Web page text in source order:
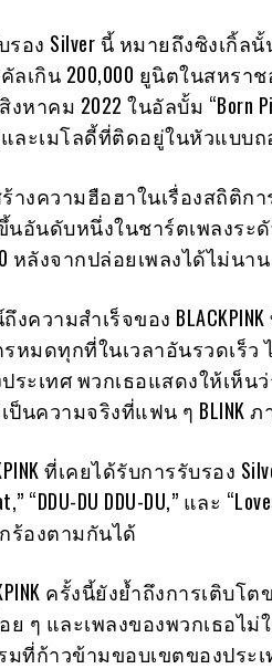
อง Silver นี้ หมายถึงซิงเกิ้ล
กิน 200,000 ยูนิตในสหราชอ
หาคม 2022 ในอัลบั้ม “Born
ละเมโลดี้ที่ติดอยู่ในหัวแบบ
สร้างความฮือฮาในเรื่องสถิติ
นดับหนึ่งในชาร์ตเพลงระดับ
หลังจากปล่อยเพลงได้ไม่นาน
ความสำเร็จของ
หมดทุกที่ในเวลาอันรวดเร็ว
ะเทศ พวกเธอแสดงให้เห็น
นความจริงที่แฟน ๆ BLINK ภ
ที่เคยได้รับการรับรอง
“DDU-DU DDU-DU,” และ
ร้องตามกันได้
ครั้งนี้ยังย้ำถึงการเติบโ
ๆ และเพลงของพวกเธอไ
ก้าวข้ามขอบเขตของประเ